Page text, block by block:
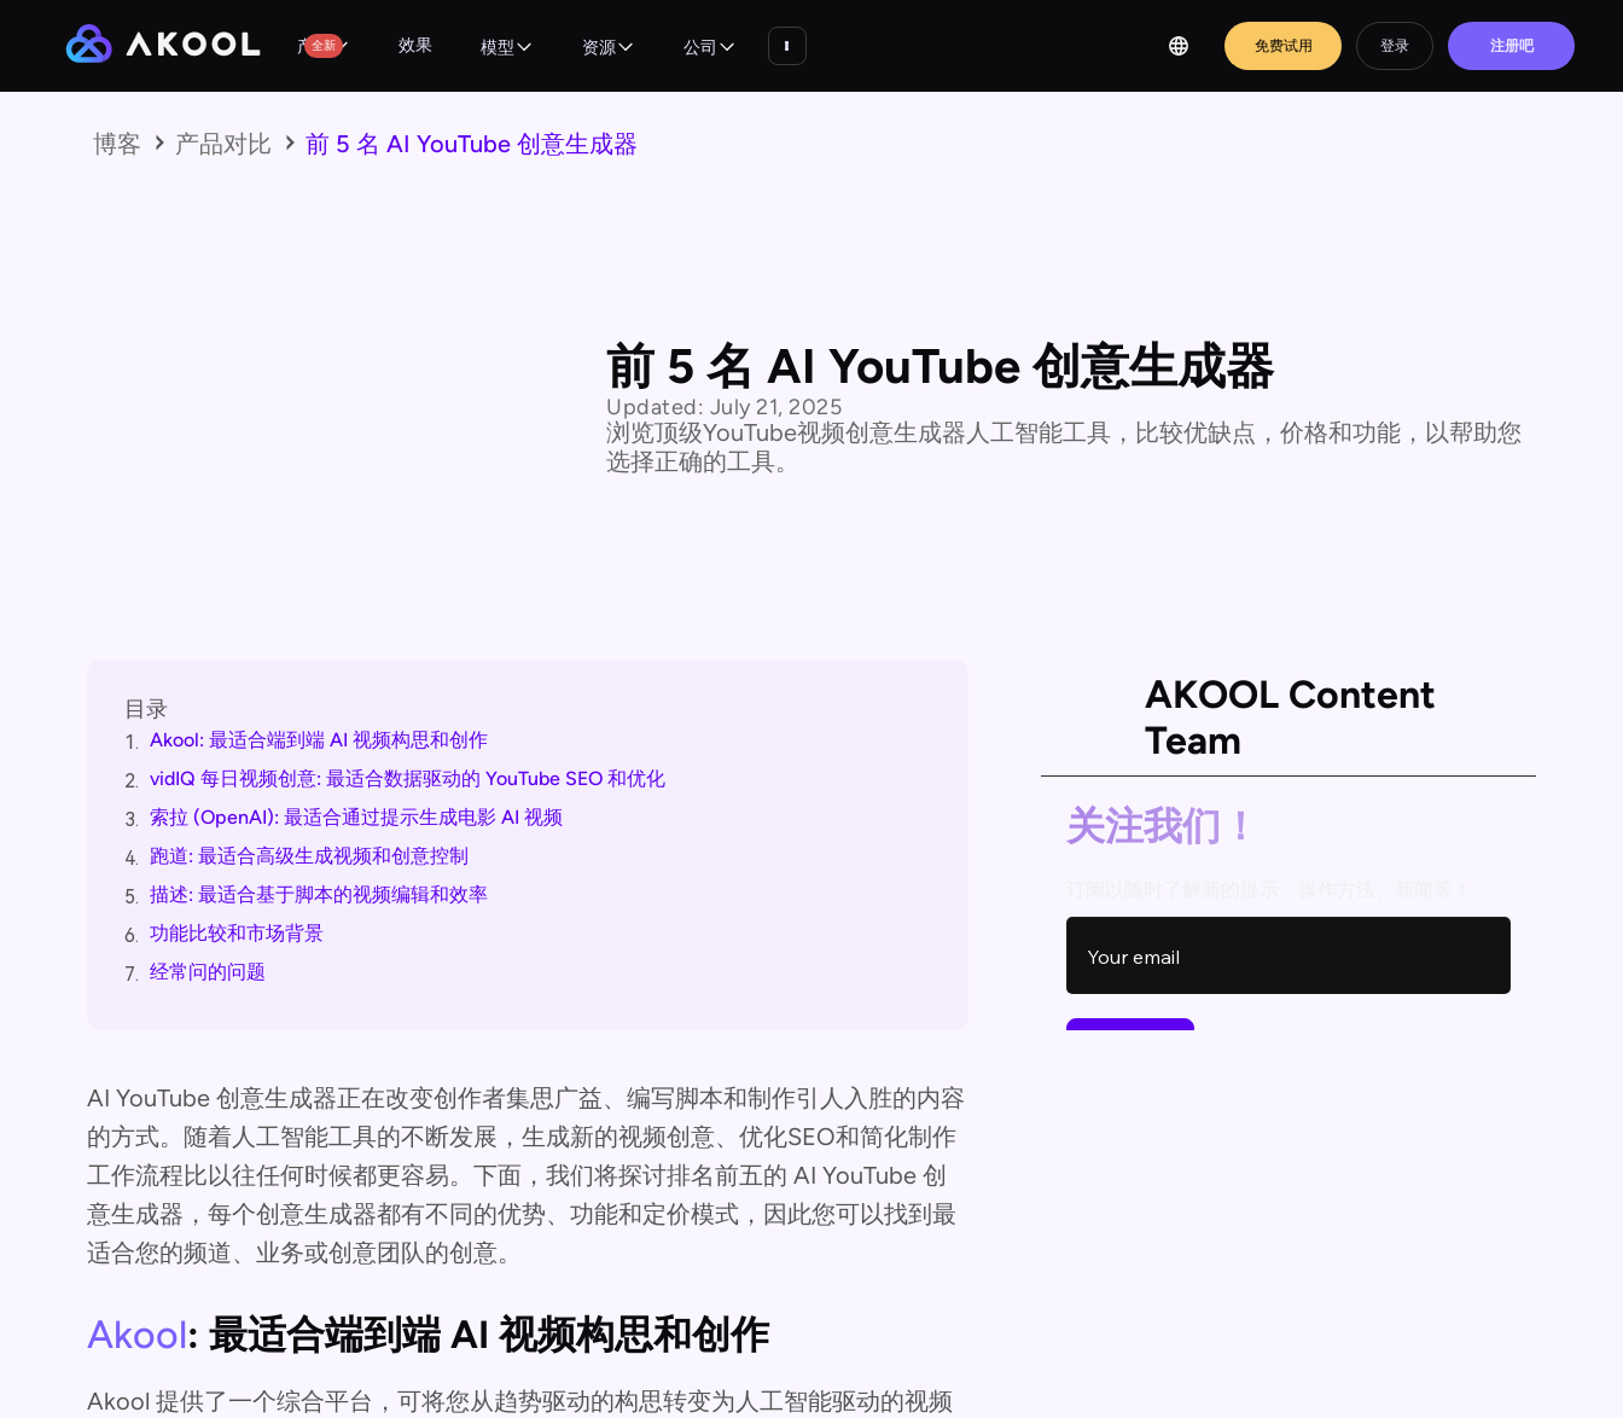
产品
全新 效果 模型 资源 公司 免费试用 登录 注册吧
博客 产品对比 前 5 名 AI YouTube 创意生成器
前 5 名 AI YouTube 创意生成器
Updated: July 21, 2025
浏览顶级YouTube视频创意生成器人工智能工具，比较优缺点，价格和功能，以帮助您
选择正确的工具。
目录
1. Akool: 最适合端到端 AI 视频构思和创作
2. vidIQ 每日视频创意: 最适合数据驱动的 YouTube SEO 和优化
3. 索拉 (OpenAI): 最适合通过提示生成电影 AI 视频
4. 跑道: 最适合高级生成视频和创意控制
5. 描述: 最适合基于脚本的视频编辑和效率
6. 功能比较和市场背景
7. 经常问的问题
AI YouTube 创意生成器正在改变创作者集思广益、编写脚本和制作引人入胜的内容
的方式。随着人工智能工具的不断发展，生成新的视频创意、优化SEO和简化制作
工作流程比以往任何时候都更容易。下面，我们将探讨排名前五的 AI YouTube 创
意生成器，每个创意生成器都有不同的优势、功能和定价模式，因此您可以找到最
适合您的频道、业务或创意团队的创意。
Akool: 最适合端到端 AI 视频构思和创作
Akool 提供了一个综合平台，可将您从趋势驱动的构思转变为人工智能驱动的视频
AKOOL Content
Team
关注我们！